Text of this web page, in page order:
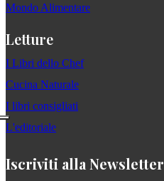
Mondo Alimentare
Letture
I Libri dello Chef
Cucina Naturale
I libri consigliati
L'editoriale
Iscriviti alla Newsletter